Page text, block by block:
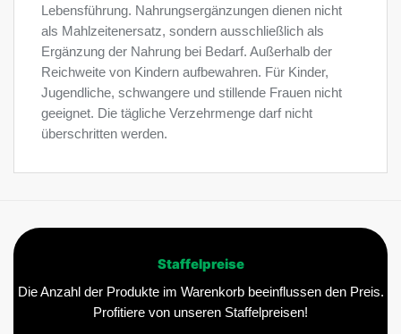
Lebensführung. Nahrungsergänzungen dienen nicht
als Mahlzeitenersatz, sondern ausschließlich als
Ergänzung der Nahrung bei Bedarf. Außerhalb der
Reichweite von Kindern aufbewahren. Für Kinder,
Jugendliche, schwangere und stillende Frauen nicht
geeignet. Die tägliche Verzehrmenge darf nicht
überschritten werden.
Staffelpreise
Die Anzahl der Produkte im Warenkorb beeinflussen den Preis.
Profitiere von unseren Staffelpreisen!